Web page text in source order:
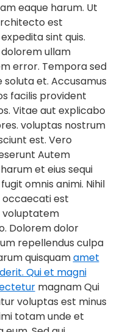
eaque harum. Ut
est
sint quis.
dolorem ullam
error. Tempora sed
et. Accusamus
facilis provident
Vitae aut explicabo
voluptas nostrum
est. Vero
Autem
et eius sequi
omnis animi. Nihil
occaecati est
Dolorem dolor
repellendus culpa
quisquamamet
Qui et magni
magnam Qui
voluptas est minus
totam unde et